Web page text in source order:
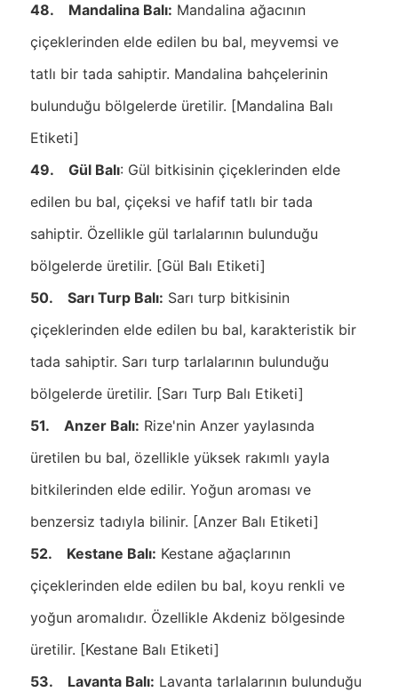
48. Mandalina Balı: Mandalina ağacının
çiçeklerinden elde edilen bu bal, meyvemsi ve
tatlı bir tada sahiptir. Mandalina bahçelerinin
bulunduğu bölgelerde üretilir. [Mandalina Balı
Etiketi]
49. Gül Balı: Gül bitkisinin çiçeklerinden elde
edilen bu bal, çiçeksi ve hafif tatlı bir tada
sahiptir. Özellikle gül tarlalarının bulunduğu
bölgelerde üretilir. [Gül Balı Etiketi]
50. Sarı Turp Balı: Sarı turp bitkisinin
çiçeklerinden elde edilen bu bal, karakteristik bir
tada sahiptir. Sarı turp tarlalarının bulunduğu
bölgelerde üretilir. [Sarı Turp Balı Etiketi]
51. Anzer Balı: Rize'nin Anzer yaylasında
üretilen bu bal, özellikle yüksek rakımlı yayla
bitkilerinden elde edilir. Yoğun aroması ve
benzersiz tadıyla bilinir. [Anzer Balı Etiketi]
52. Kestane Balı: Kestane ağaçlarının
çiçeklerinden elde edilen bu bal, koyu renkli ve
yoğun aromalıdır. Özellikle Akdeniz bölgesinde
üretilir. [Kestane Balı Etiketi]
53. Lavanta Balı: Lavanta tarlalarının bulunduğu